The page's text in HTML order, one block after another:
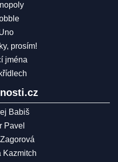
prosím!
jména
Babiš
Pavel
Kazmitch